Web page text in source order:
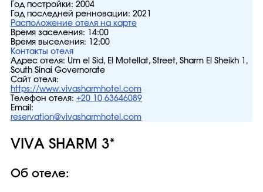
Год постройки: 2004
Год последней ренновации: 2021
Расположение отеля на карте
Время заселения:
14:00
Время выселения:
12:00
Контакты отеля
Адрес отеля: Um el Sid, El Motellat, Street, Sharm El Sheikh 1,
South Sinai Governorate
Сайт отеля:
https://www.vivasharmhotel.com
Телефон отеля: +20 10 63646089
Email:
reservation@vivasharmhotel.com
VIVA SHARM 3*
Об отеле: